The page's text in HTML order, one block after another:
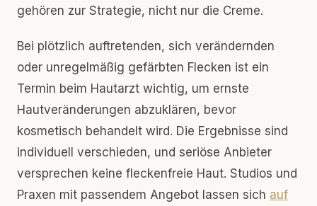
gehören zur Strategie, nicht nur die Creme.
Bei plötzlich auftretenden, sich verändernden
oder unregelmäßig gefärbten Flecken ist ein
Termin beim Hautarzt wichtig, um ernste
Hautveränderungen abzuklären, bevor
kosmetisch behandelt wird. Die Ergebnisse sind
individuell verschieden, und seriöse Anbieter
versprechen keine fleckenfreie Haut. Studios und
Praxen mit passendem Angebot lassen sich auf